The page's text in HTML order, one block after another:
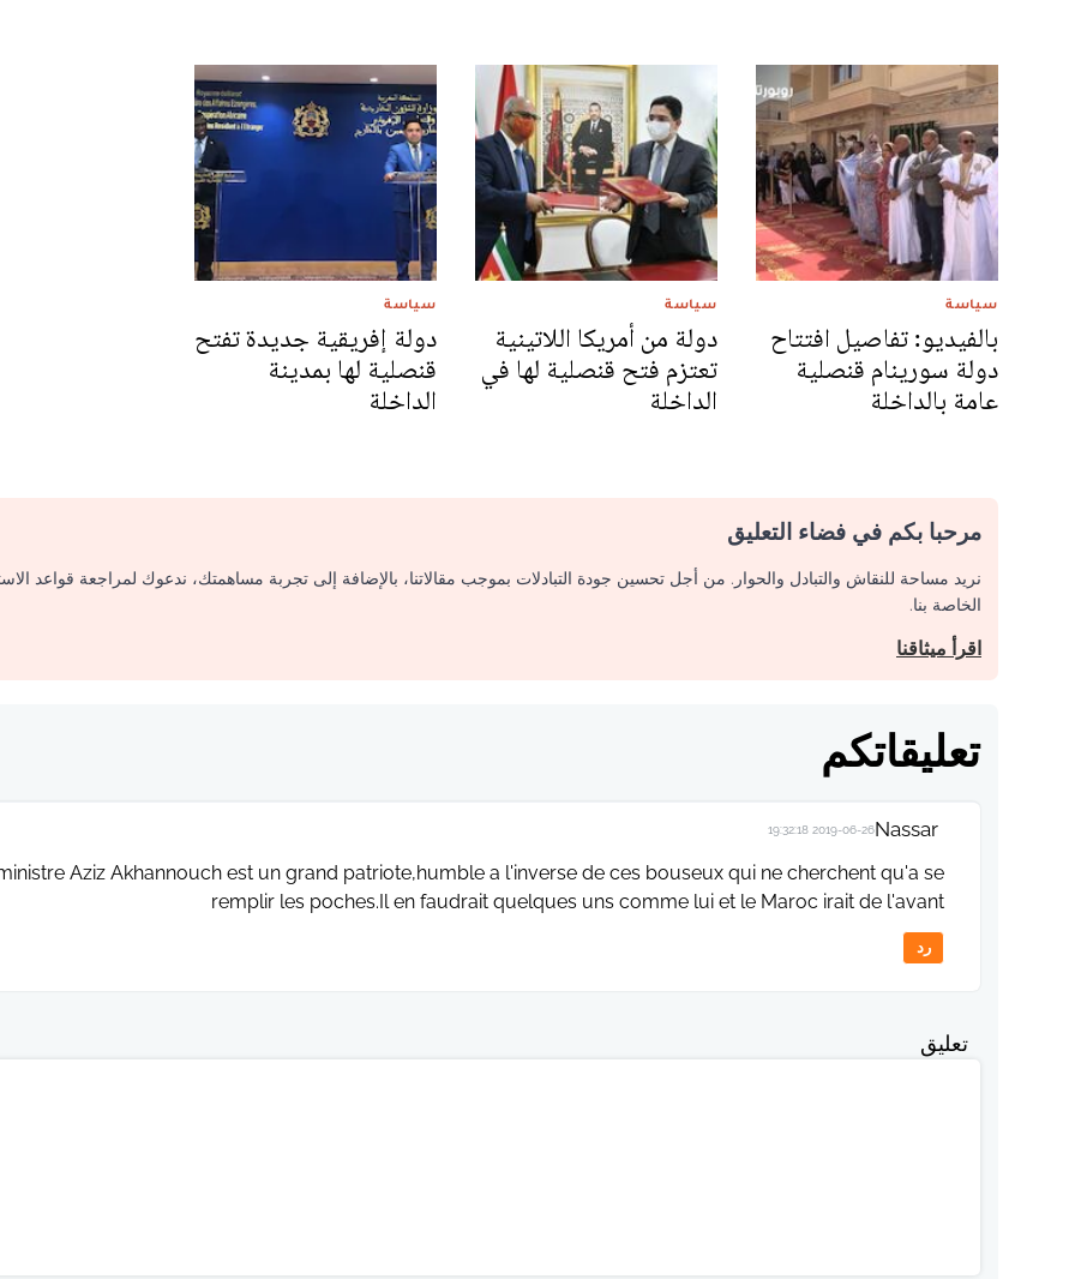
سياسة
بالفيديو: تفاصيل افتتاح
دولة سورينام قنصلية
عامة بالداخلة‎‎
سياسة
دولة من أمريكا اللاتينية
تعتزم فتح قنصلية لها في
الداخلة
سياسة
دولة إفريقية جديدة تفتح
قنصلية لها بمدينة
الداخلة
مرحبا بكم في فضاء التعليق
نريد مساحة للنقاش والتبادل والحوار. من أجل تحسين جودة التبادلات بموجب مقالاتنا، بالإضافة إلى تجربة مساهمتك، ندعوك لمراجعة قواعد
الخاصة بنا.
اقرأ ميثاقنا
تعليقاتكم
Nassar
2019-06-26 19:32:18
Aziz Akhannouch est un grand patriote,humble a l'inverse de ces bouseux qui ne cherchent qu'a se
remplir les poches.Il en faudrait quelques uns comme lui et le Maroc irait de l'avant
رد
تعليق